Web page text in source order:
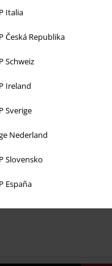
Italia
Česká Republika
Schweiz
Ireland
Sverige
Nederland
Slovensko
España